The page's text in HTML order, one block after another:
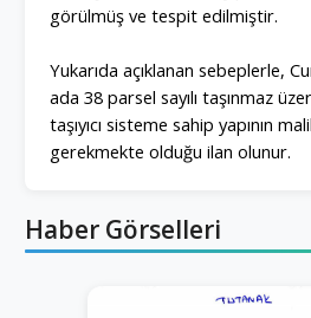
görülmüş ve tespit edilmiştir.
Yukarıda açıklanan sebeplerle,
ada 38 parsel sayılı taşınmaz
taşıyıcı sisteme sahip yapının
gerekmekte olduğu ilan olunur.
Haber Görselleri